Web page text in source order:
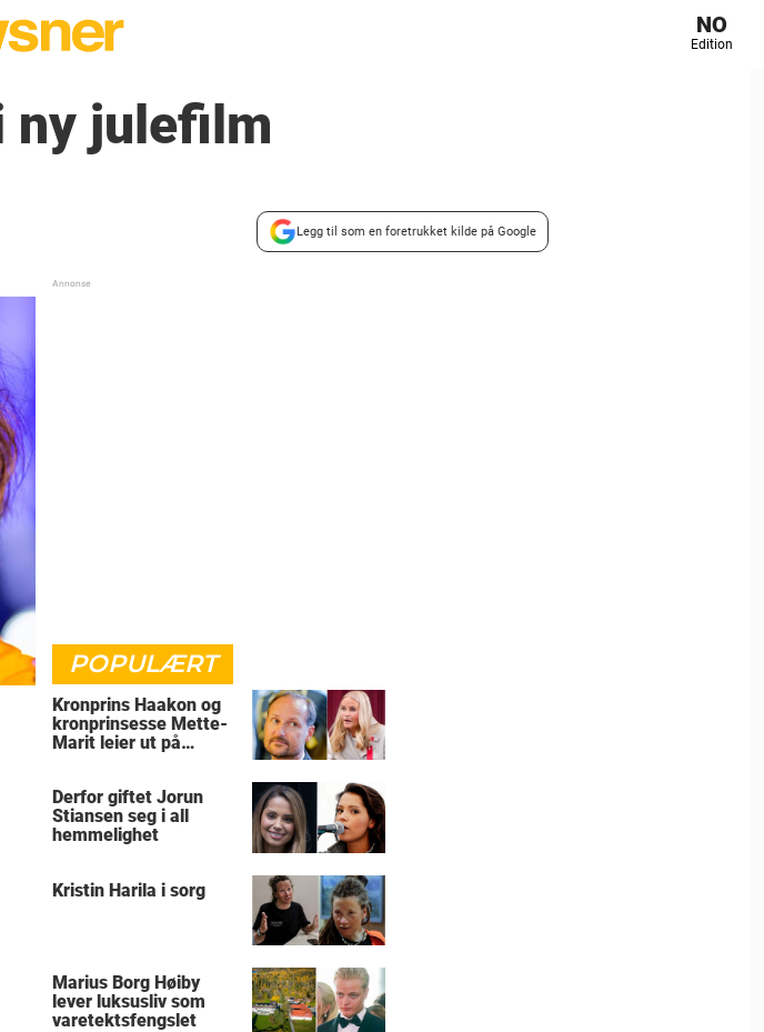
NO
Edition
ny julefilm
Legg til som en foretrukket kilde på Google
POPULÆRT
Kronprins Haakon og
kronprinsesse Mette-
Marit leier ut på
Derfor giftet Jorun
Stiansen seg i all
hemmelighet
Kristin Harila i sorg
Marius Borg Høiby
lever luksusliv som
varetektsfengslet